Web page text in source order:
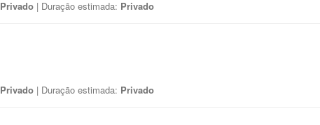
Privado | Duração estimada: Privado
Privado | Duração estimada: Privado